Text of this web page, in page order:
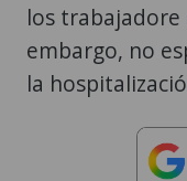
los
embargo, no
la